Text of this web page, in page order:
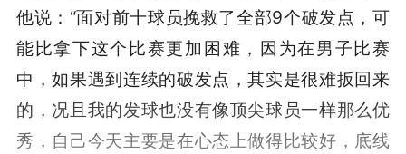
他说：“面对前十球员挽救了全部9个破发点，可
能比拿下这个比赛更加困难，因为在男子比赛
中，如果遇到连续的破发点，其实是很难扳回来
的，况且我的发球也没有像顶尖球员一样那么优
秀，自己今天主要是在心态上做得比较好，底线